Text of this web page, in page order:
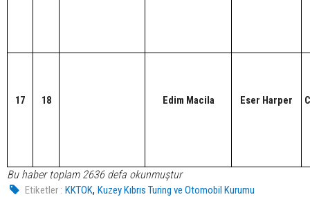
17 18 Edim Macila Eser Harper
Bu haber toplam 2636 defa okunmuştur
Etiketler : KKTOK,Kuzey Kıbrıs Turing ve Otomobil Kurumu